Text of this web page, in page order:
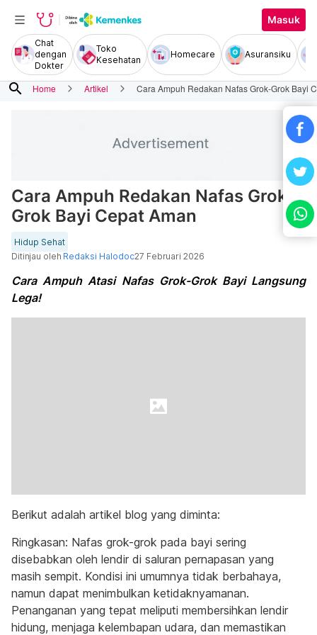
Masuk
Chat
dengan
Dokter
Toko
Kesehatan
Homecare Asuransiku
search Home Artikel Cara Ampuh Redakan Nafas Grok-Grok Bayi
Cara Ampuh Redakan Nafas Grok-
Grok Bayi Cepat Aman
Hidup Sehat
Ditinjau oleh Redaksi Halodoc27 Februari 2026
Cara Ampuh Atasi Nafas Grok-Grok Bayi Langsung
Lega!
Berikut adalah artikel blog yang diminta:
Ringkasan: Nafas grok-grok pada bayi sering
disebabkan oleh lendir di saluran pernapasan yang
masih sempit. Kondisi ini umumnya tidak berbahaya,
namun dapat menimbulkan ketidaknyamanan.
Penanganan yang tepat meliputi membersihkan lendir
hidung, menjaga kelembapan udara, dan memastikan